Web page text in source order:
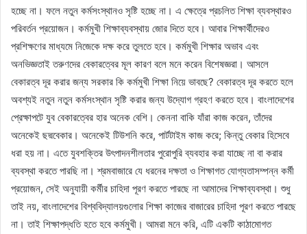
হচ্ছে না। ফলে নতুন কর্মসংস্থানও সৃষ্টি হচ্ছে না। এ ক্ষেত্রে প্রচলিত শিক্ষা ব্যবস্থারও
পরিবর্তন প্রয়োজন। কর্মমুখী শিক্ষাব্যবস্থায় জোর দিতে হবে। আবার শিক্ষার্থীদেরও
প্রশিক্ষণের মাধ্যমে নিজেকে দক্ষ করে তুলতে হবে। কর্মমুখী শিক্ষার অভাব এবং
অনভিজ্ঞতাই তরুণদের বেকারত্বের মূল কারণ বলে মনে করেন বিশেষজ্ঞরা। আসলে
বেকারত্ব দূর করার জন্য সরকার কি কর্মমুখী শিক্ষা নিয়ে ভাবছে? বেকারত্ব দূর করতে হলে
অবশ্যই নতুন নতুন কর্মসংস্থান সৃষ্টি করার জন্য উদ্যোগ গ্রহণ করতে হবে। বাংলাদেশের
প্রেক্ষাপটে যুব বেকারত্বের হার অনেক বেশি। কেননা বাকি যাঁরা কাজ করেন, তাঁদের
অনেকেই ছদ্মবেকার। অনেকেই টিউশনি করে, পার্টটাইম কাজ করে; কিন্তু বেকার হিসেবে
ধরা হয় না। এতে যুবশক্তির উৎপাদনশীলতার পুরোপুরি ব্যবহার করা যাচ্ছে না বা করার
ব্যবস্থা করতে পারছি না। শ্রমবাজারে যে ধরনের দক্ষতা ও শিক্ষাগত যোগ্যতাসম্পন্ন কর্মী
প্রয়োজন, সেই অনুযায়ী কর্মীর চাহিদা পূরণ করতে পারছে না আমাদের শিক্ষাব্যবস্থা। শুধু
তাই নয়, বাংলাদেশের বিশ্ববিদ্যালয়গুলোর শিক্ষা কাজের বাজারের চাহিদা পূরণ করতে পারছে
না। তাই শিক্ষাপদ্ধতি হতে হবে কর্মমুখী। আমরা মনে করি, এটি একটি কাঠামোগত